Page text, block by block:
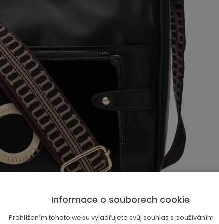
Informace o souborech cookie
Prohlížením tohoto webu vyjadřujete svůj souhlas s používáním